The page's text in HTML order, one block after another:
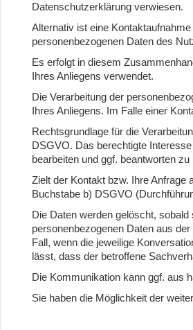
Datenschutzerklärung verwiesen.
Alternativ ist eine
personenbezogenen Daten des
Es erfolgt in diesem
Ihres Anliegens verwendet.
Die Verarbeitung der
Ihres Anliegens. Im Falle einer
Rechtsgrundlage für die
DSGVO. Das berechtigte
bearbeiten und ggf. beantworten zu
Zielt der Kontakt bzw. Ihre Anfrage
Buchstabe b) DSGVO
Die Daten werden gelöscht,
personenbezogenen Daten aus
Fall, wenn die jeweilige
lässt, dass der betroffene
Die Kommunikation kann ggf. aus
Sie haben die Möglichkeit der